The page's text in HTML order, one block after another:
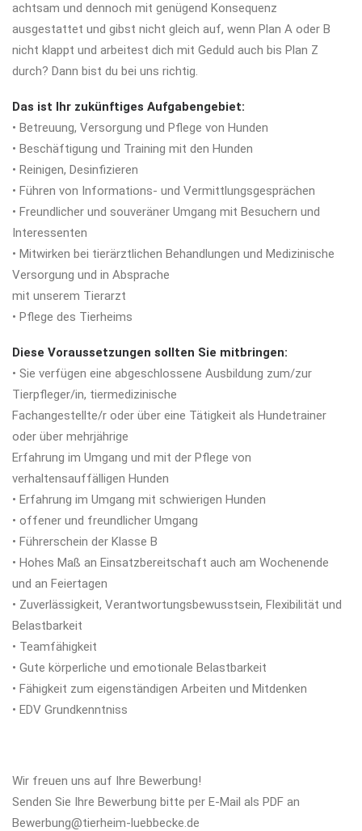
achtsam und dennoch mit genügend Konsequenz
ausgestattet und gibst nicht gleich auf, wenn Plan A oder B
nicht klappt und arbeitest dich mit Geduld auch bis Plan Z
durch? Dann bist du bei uns richtig.
Das ist Ihr zukünftiges Aufgabengebiet:
• Betreuung, Versorgung und Pflege von Hunden
• Beschäftigung und Training mit den Hunden
• Reinigen, Desinfizieren
• Führen von Informations- und Vermittlungsgesprächen
• Freundlicher und souveräner Umgang mit Besuchern und
Interessenten
• Mitwirken bei tierärztlichen Behandlungen und Medizinische
Versorgung und in Absprache
mit unserem Tierarzt
• Pflege des Tierheims
Diese Voraussetzungen sollten Sie mitbringen:
• Sie verfügen eine abgeschlossene Ausbildung zum/zur
Tierpfleger/in, tiermedizinische
Fachangestellte/r oder über eine Tätigkeit als Hundetrainer
oder über mehrjährige
Erfahrung im Umgang und mit der Pflege von
verhaltensauffälligen Hunden
• Erfahrung im Umgang mit schwierigen Hunden
• offener und freundlicher Umgang
• Führerschein der Klasse B
• Hohes Maß an Einsatzbereitschaft auch am Wochenende
und an Feiertagen
• Zuverlässigkeit, Verantwortungsbewusstsein, Flexibilität und
Belastbarkeit
• Teamfähigkeit
• Gute körperliche und emotionale Belastbarkeit
• Fähigkeit zum eigenständigen Arbeiten und Mitdenken
• EDV Grundkenntniss
Wir freuen uns auf Ihre Bewerbung!
Senden Sie Ihre Bewerbung bitte per E-Mail als PDF an
Bewerbung@tierheim-luebbecke.de